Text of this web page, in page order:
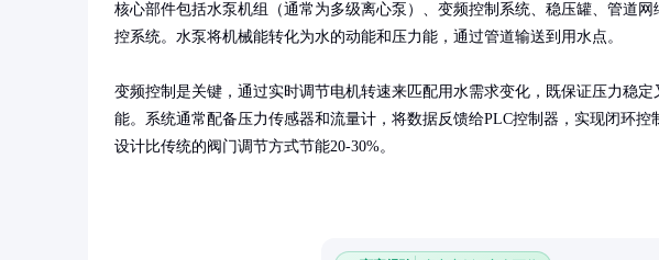
核心部件包括水泵机组（通常为多级离心泵）、变频控制系统、稳压罐、管道网
控系统。水泵将机械能转化为水的动能和压力能，通过管道输送到用水点。
变频控制是关键，通过实时调节电机转速来匹配用水需求变化，既保证压力稳定
能。系统通常配备压力传感器和流量计，将数据反馈给PLC控制器，实现闭环控
设计比传统的阀门调节方式节能20-30%。